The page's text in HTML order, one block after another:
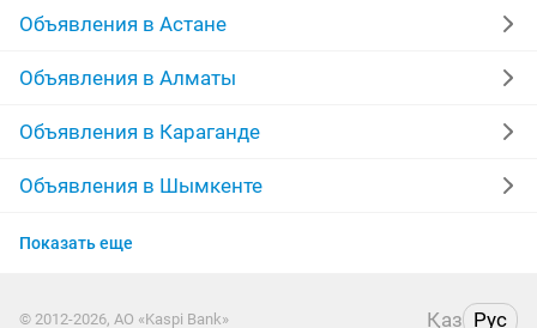
Объявления в Астане
Объявления в Алматы
Объявления в Караганде
Объявления в Шымкенте
Объявления в Усть-Каменогорске
Показать еще
© 2012-2026, АО «Kaspi Bank» Қаз Рус